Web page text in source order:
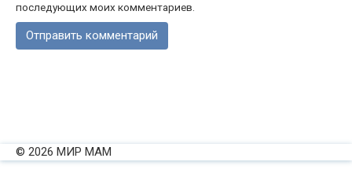
последующих моих комментариев.
© 2026 МИР МАМ